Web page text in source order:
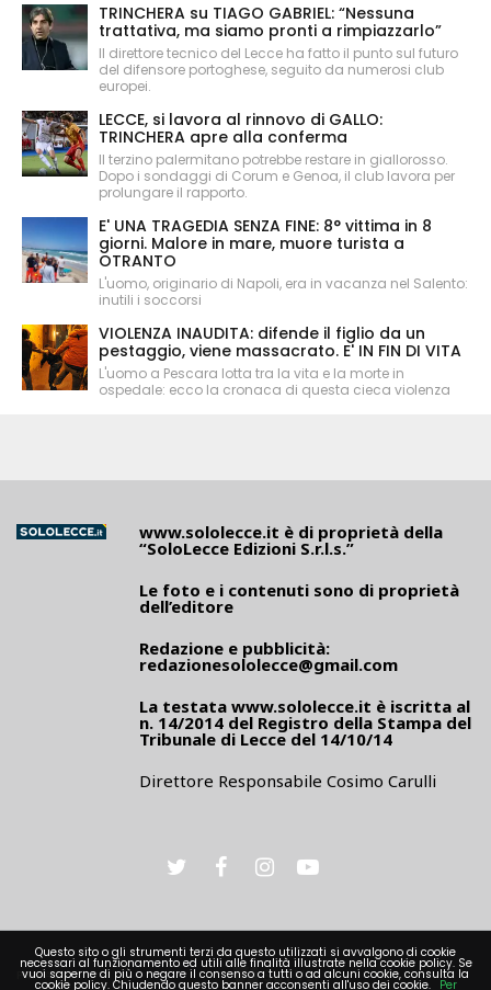
TRINCHERA su TIAGO GABRIEL: “Nessuna
trattativa, ma siamo pronti a rimpiazzarlo”
Il direttore tecnico del Lecce ha fatto il punto sul futuro
del difensore portoghese, seguito da numerosi club
europei.
LECCE, si lavora al rinnovo di GALLO:
TRINCHERA apre alla conferma
Il terzino palermitano potrebbe restare in giallorosso.
Dopo i sondaggi di Corum e Genoa, il club lavora per
prolungare il rapporto.
E' UNA TRAGEDIA SENZA FINE: 8° vittima in 8
giorni. Malore in mare, muore turista a
OTRANTO
L'uomo, originario di Napoli, era in vacanza nel Salento:
inutili i soccorsi
VIOLENZA INAUDITA: difende il figlio da un
pestaggio, viene massacrato. E' IN FIN DI VITA
L'uomo a Pescara lotta tra la vita e la morte in
ospedale: ecco la cronaca di questa cieca violenza
www.sololecce.it è di proprietà della
“SoloLecce Edizioni S.r.l.s.”
Le foto e i contenuti sono di proprietà
dell’editore
Redazione e pubblicità:
redazionesololecce@gmail.com
La testata www.sololecce.it è iscritta al
n. 14/2014 del Registro della Stampa del
Tribunale di Lecce del 14/10/14
Direttore Responsabile Cosimo Carulli
PRIVACY
Questo sito o gli strumenti terzi da questo utilizzati si avvalgono di cookie
necessari al funzionamento ed utili alle finalità illustrate nella cookie policy. Se
vuoi saperne di più o negare il consenso a tutti o ad alcuni cookie, consulta la
cookie policy. Chiudendo questo banner acconsenti all'uso dei cookie. Per